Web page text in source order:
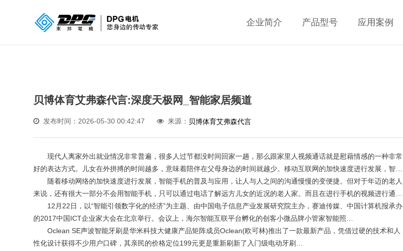
企业简介 产品型号 应用案例
贝博体育艾弗森代言:深度天极网_智能家居频道
发布时间：2026-05-30 00:42:47 来源： 贝博体育艾弗森代言
现代人离家外出就业情况非常普遍，很多人过节都没时间回家一趟，那么跟家里人视频通话就是慰藉情感的一种非常
好的表达方式。儿女在外拼搏的时间越多，意味着陪伴在父母身边的时间就越少。移动互联网的加快速度进行发展，智…
随着移动网络的加快速度进行发展，智能手机的普及与应用，让人与人之间的沟通慢慢的变便捷。但对于年迈的老人
来说，还有很大一部分不会用智能手机，只可以通过电话了解远方儿女的近况的老人家。而且在进行手机的视频进行通…
12月22日，以“智能引领数字化的经济”为主题、由中国电子信息产业发展研究院主办，赛迪传媒、中国计算机报承办
的2017中国ICT企业家大会在北京举行。会议上，海尔智能互联平台孵化的创客小微品牌小管家智能照…
Oclean SE声波智能牙刷是华米科技大健康产品矩阵成员Oclean(欧可林)推出了一款最新产品，凭借过硬的技术和人
性化设计获得不少用户口碑，其亲民的价格定位199元更是重新刷新了入门级电动牙刷…